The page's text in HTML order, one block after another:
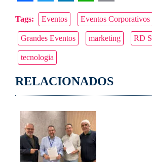
Facebook
Twitter
LinkedIn
Copy
Link
Tags: Eventos Eventos Corporativos
Grandes Eventos marketing RD
tecnologia
RELACIONADOS